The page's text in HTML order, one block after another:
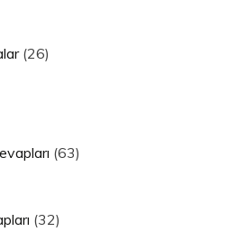
(26)
(63)
(32)